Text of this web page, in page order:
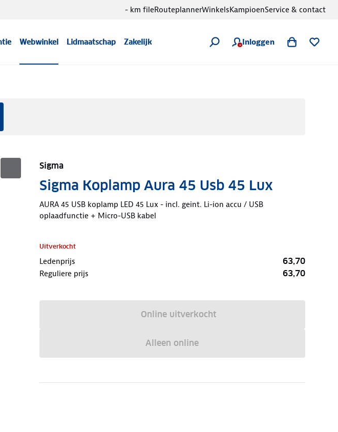
Webwinkel Lidmaatschap Zakelijk Inloggen
- km fileRouteplannerWinkelsKampioenService & contact
Sigma
Sigma Koplamp Aura 45 Usb 45 Lux
AURA 45 USB koplamp LED 45 Lux - incl. geint. Li-ion accu / USB
oplaadfunctie + Micro-USB kabel
Uitverkocht
Ledenprijs 63,70
Reguliere prijs 63,70
Online uitverkocht
Alleen online